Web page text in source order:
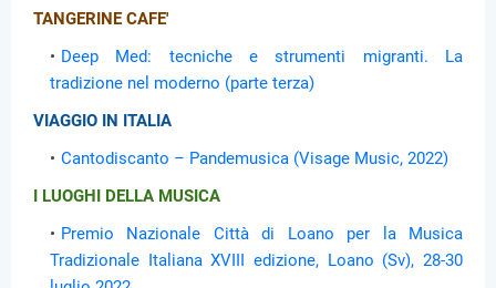
TANGERINE CAFE'
Deep Med: tecniche e strumenti migranti. La
tradizione nel moderno (parte terza)
VIAGGIO IN ITALIA
Cantodiscanto – Pandemusica (Visage Music, 2022)
I LUOGHI DELLA MUSICA
Premio Nazionale Città di Loano per la Musica
Tradizionale Italiana XVIII edizione, Loano (Sv), 28-30